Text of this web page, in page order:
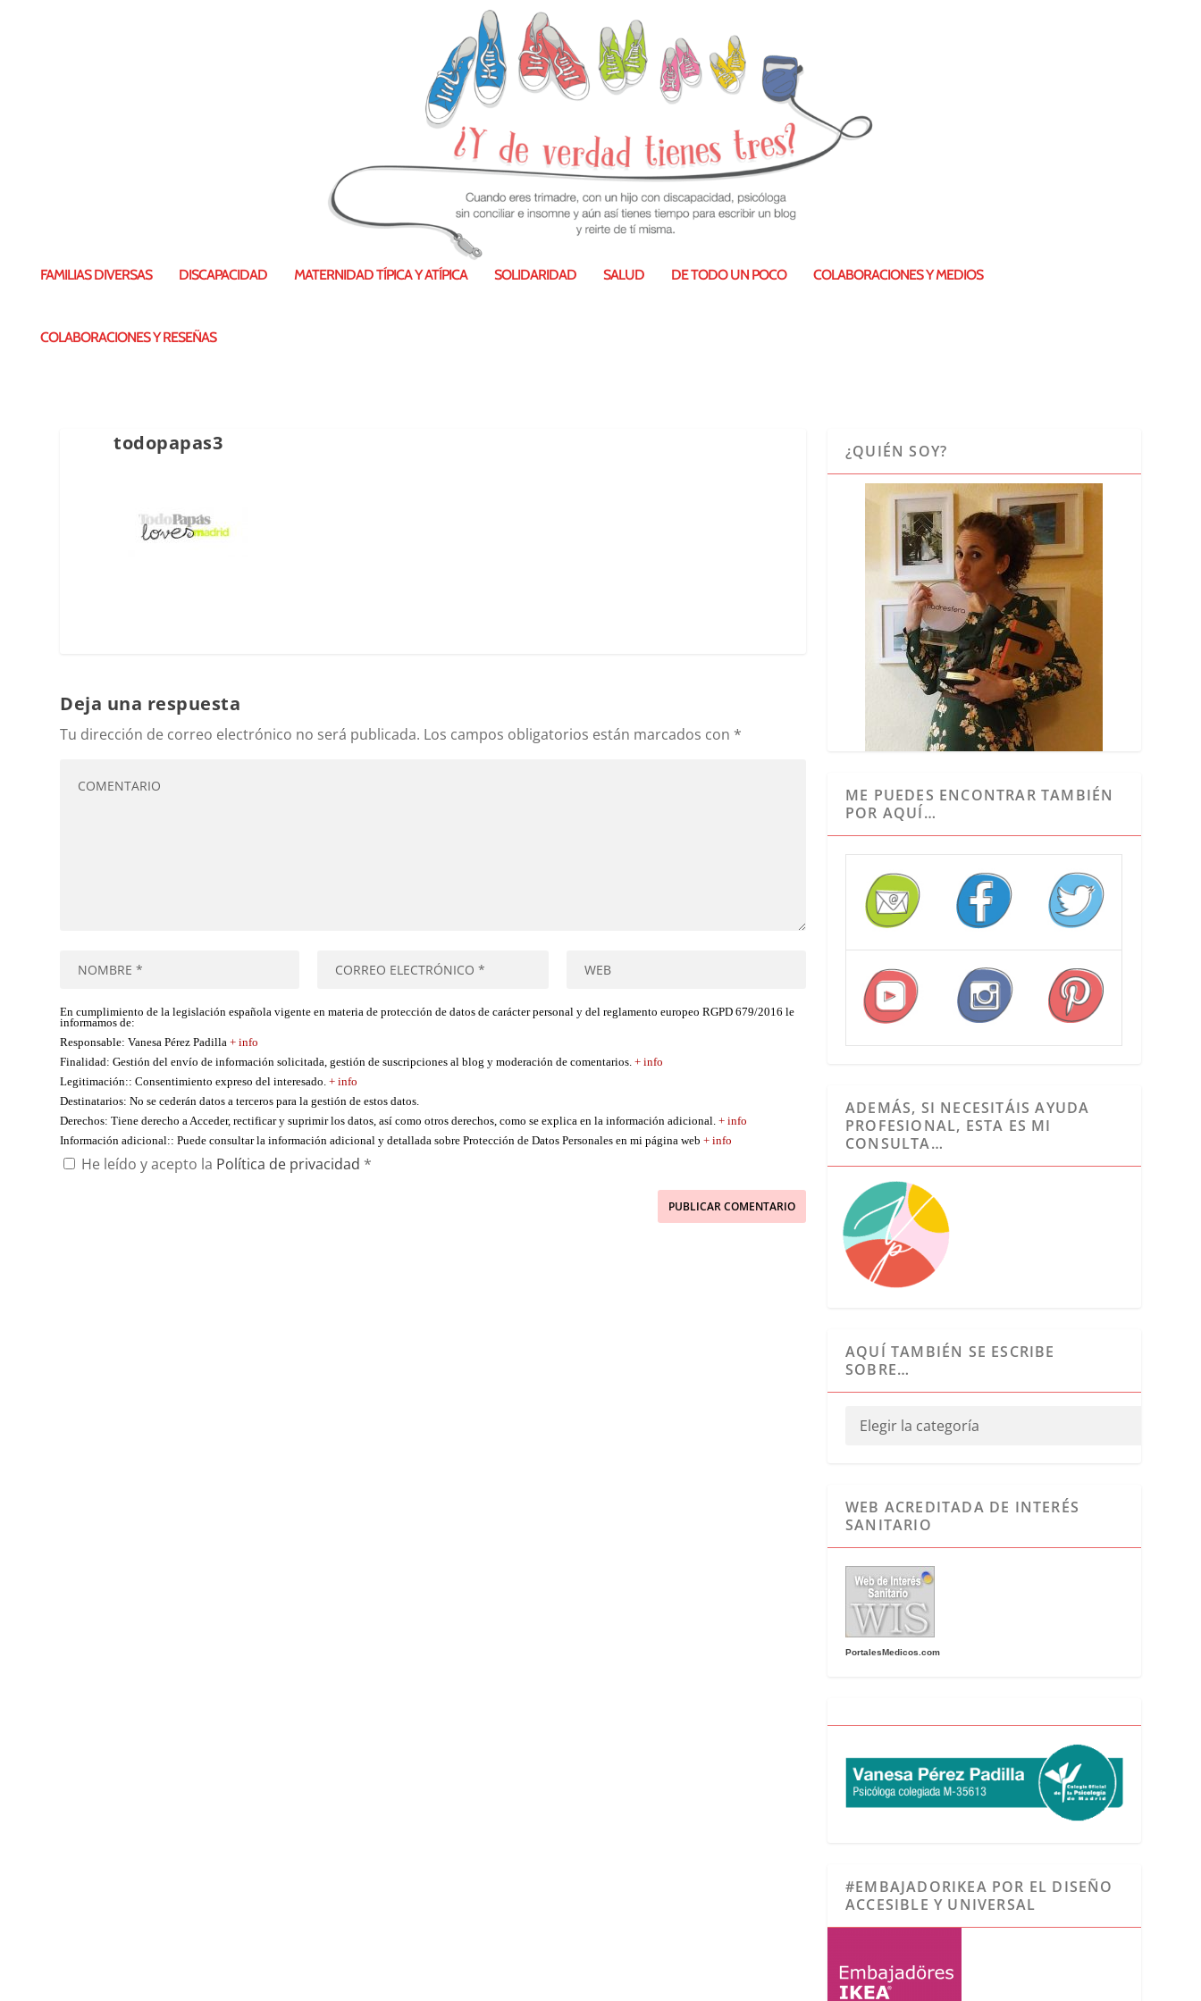
FAMILIAS DIVERSAS DISCAPACIDAD MATERNIDAD TÍPICA Y ATÍPICA SOLIDARIDAD SALUD DE TODO UN POCO COLABORACIONES Y MEDIOS
COLABORACIONES Y RESEÑAS
todopapas3
Deja una respuesta
Tu dirección de correo electrónico no será publicada. Los campos obligatorios están marcados con *
En cumplimiento de la legislación española vigente en materia de protección de datos de carácter personal y del reglamento europeo RGPD 679/2016 le
informamos de:
Responsable: Vanesa Pérez Padilla+ info
Finalidad: Gestión del envío de información solicitada, gestión de suscripciones al blog y moderación de comentarios.+ info
Legitimación:: Consentimiento expreso del interesado.+ info
Destinatarios: No se cederán datos a terceros para la gestión de estos datos.
Derechos: Tiene derecho a Acceder, rectificar y suprimir los datos, así como otros derechos, como se explica en la información adicional.+ info
Información adicional:: Puede consultar la información adicional y detallada sobre Protección de Datos Personales en mi página web+ info
He leído y acepto la Política de privacidad *
¿QUIÉN SOY?
ME PUEDES ENCONTRAR TAMBIÉN
POR AQUÍ…
ADEMÁS, SI NECESITÁIS AYUDA
PROFESIONAL, ESTA ES MI
CONSULTA…
AQUÍ TAMBIÉN SE ESCRIBE
SOBRE…
WEB ACREDITADA DE INTERÉS
SANITARIO
PortalesMedicos.com
#EMBAJADORIKEA POR EL DISEÑO
ACCESIBLE Y UNIVERSAL